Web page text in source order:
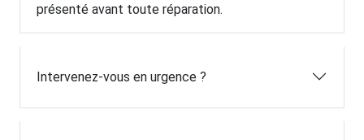
présenté avant toute réparation.
Intervenez-vous en urgence ?